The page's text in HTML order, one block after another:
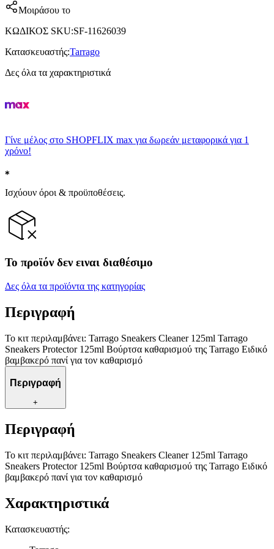
Μοιράσου το
ΚΩΔΙΚΟΣ SKU:SF-11626039
Κατασκευαστής:Tarrago
Δες όλα τα χαρακτηριστικά
Γίνε μέλος στο SHOPFLIX max για δωρεάν μεταφορικά για 1
χρόνο!
Ισχύουν όροι & προϋποθέσεις.
Το προϊόν δεν ειναι διαθέσιμο
Δες όλα τα προϊόντα της κατηγορίας
Περιγραφή
Το κιτ περιλαμβάνει: Tarrago Sneakers Cleaner 125ml Tarrago
Sneakers Protector 125ml Βούρτσα καθαρισμού της Tarrago Eιδικό
βαμβακερό πανί για τον καθαρισμό
Περιγραφή
+
Περιγραφή
Το κιτ περιλαμβάνει: Tarrago Sneakers Cleaner 125ml Tarrago
Sneakers Protector 125ml Βούρτσα καθαρισμού της Tarrago Eιδικό
βαμβακερό πανί για τον καθαρισμό
Χαρακτηριστικά
Κατασκευαστής: